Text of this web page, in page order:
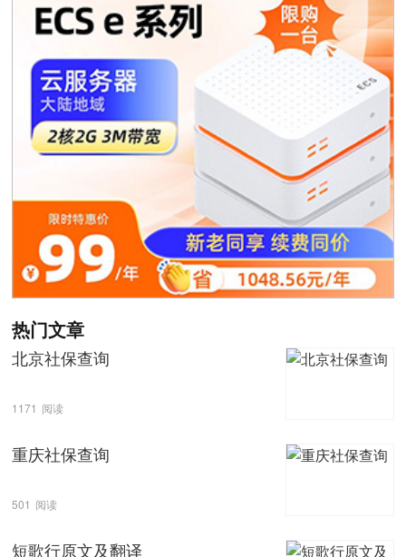
热门文章
北京社保查询
1171 阅读
重庆社保查询
501 阅读
短歌行原文及翻译